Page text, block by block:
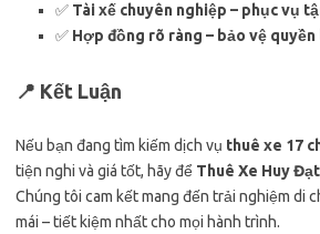
✅ Tài xế chuyên nghiệp – phục vụ
✅ Hợp đồng rõ ràng – bảo vệ
📍 Kết Luận
Nếu bạn đang tìm kiếm dịch vụ thuê xe 17
tiện nghi và giá tốt, hãy để Thuê Xe Huy Đạt
Chúng tôi cam kết mang đến trải nghiệm di
mái – tiết kiệm nhất cho mọi hành trình.